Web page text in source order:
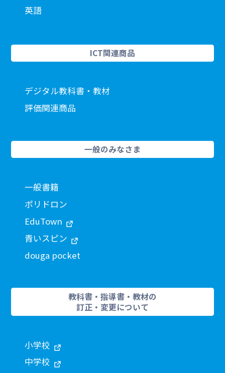
英語
ICT関連商品
デジタル教科書・教材
評価関連商品
一般のみなさま
一般書籍
ポリドロン
EduTown
青いスピン
douga pocket
教科書・指導書・教材の
訂正・変更について
小学校
中学校